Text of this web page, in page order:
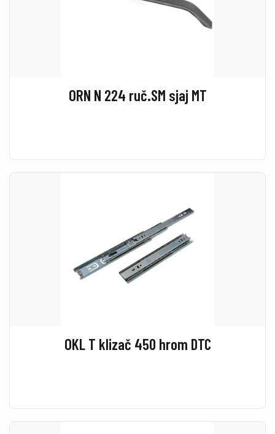
ORN N 224 ruč.SM sjaj MT
OKL T klizač 450 hrom DTC